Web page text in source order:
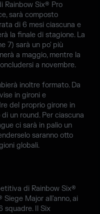
Rainbow Six® Pro
sarà composto
di 6 mesi ciascuna e
la finale di stagione. La
7) sarà un po' più
a maggio, mentre la
a novembre.
inoltre formato. Da
in gironi e
del proprio girone in
un round. Per ciascuna
ci sarà in palio un
saranno otto
globali.
di Rainbow Six®
Siege Major all'anno, ai
squadre. Il Six